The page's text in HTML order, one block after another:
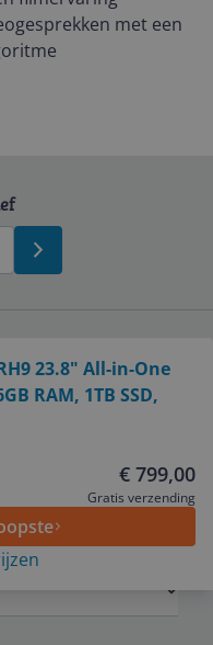
met een
23.8" All-in-One
RAM, 1TB SSD,
€ 799,00
Gratis verzending